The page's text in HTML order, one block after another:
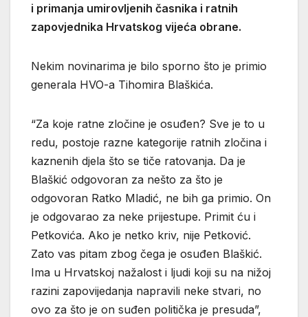
i primanja umirovljenih časnika i ratnih
zapovjednika Hrvatskog vijeća obrane.
Nekim novinarima je bilo sporno što je primio
generala HVO-a Tihomira Blaškića.
“Za koje ratne zločine je osuđen? Sve je to u
redu, postoje razne kategorije ratnih zločina i
kaznenih djela što se tiče ratovanja. Da je
Blaškić odgovoran za nešto za što je
odgovoran Ratko Mladić, ne bih ga primio. On
je odgovarao za neke prijestupe. Primit ću i
Petkovića. Ako je netko kriv, nije Petković.
Zato vas pitam zbog čega je osuđen Blaškić.
Ima u Hrvatskoj nažalost i ljudi koji su na nižoj
razini zapovijedanja napravili neke stvari, no
ovo za što je on suđen politička je presuda”,